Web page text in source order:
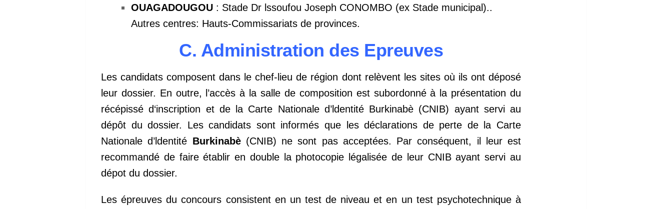
OUAGADOUGOU : Stade Dr lssoufou Joseph CONOMBO (ex Stade municipal)..
Autres centres: Hauts-Commissariats de provinces.
C. Administration des Epreuves
Les candidats composent dans le chef-lieu de région dont relèvent les sites où ils ont déposé
leur dossier. En outre, l’accès à la salle de composition est subordonné à la présentation du
récépissé d‘inscription et de la Carte Nationale d’ldentité Burkinabè (CNIB) ayant servi au
dépôt du dossier. Les candidats sont informés que les déclarations de perte de la Carte
Nationale d’ldentité Burkinabè(CNIB) ne sont pas acceptées. Par conséquent, il leur est
recommandé de faire établir en double la photocopie légalisée de leur CNIB ayant servi au
dépot du dossier.
Les épreuves du concours consistent en un test de niveau et en un test psychotechnique à